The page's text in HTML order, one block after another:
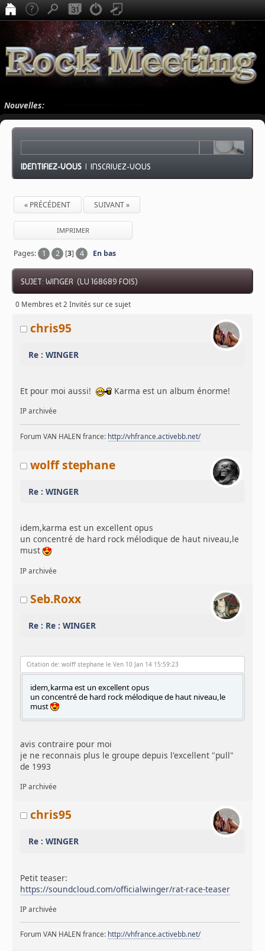
Nouvelles:
IDENTIFIEZ-VOUS |INSCRIVEZ-VOUS
« PRÉCÉDENT SUIVANT »
IMPRIMER
Pages: 1 2 [3] 4 En bas
SUJET: WINGER (LU 168689 FOIS)
0 Membres et 2 Invités sur ce sujet
chris95
Re : WINGER
Et pour moi aussi! Karma est un album énorme!
IP archivée
Forum VAN HALEN france: http://vhfrance.activebb.net/
wolff stephane
Re : WINGER
idem,karma est un excellent opus
un concentré de hard rock mélodique de haut niveau,le
must
IP archivée
Seb.Roxx
Re : Re : WINGER
Citation de: wolff stephane le Ven 10 Jan 14 15:59:23
idem,karma est un excellent opus
un concentré de hard rock mélodique de haut niveau,le
must
avis contraire pour moi
je ne reconnais plus le groupe depuis l'excellent "pull"
de 1993
IP archivée
chris95
Re : WINGER
Petit teaser:
https://soundcloud.com/officialwinger/rat-race-teaser
IP archivée
Forum VAN HALEN france: http://vhfrance.activebb.net/